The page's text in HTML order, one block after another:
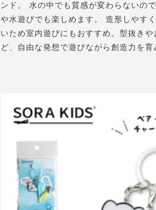
ンド。 水の中でも質感が変わらないの
や水遊びでも楽しめます。 造形しやす
いため室内遊びにもおすすめ。型抜きや
ど、自由な発想で遊びながら創造力を育